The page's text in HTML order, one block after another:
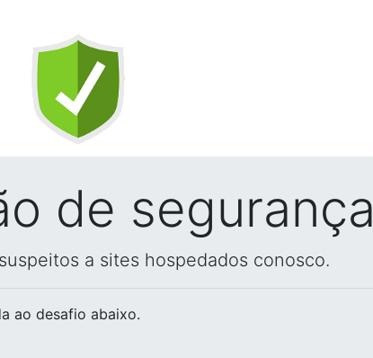
de segurança
a sites hospedados conosco.
ao desafio abaixo.